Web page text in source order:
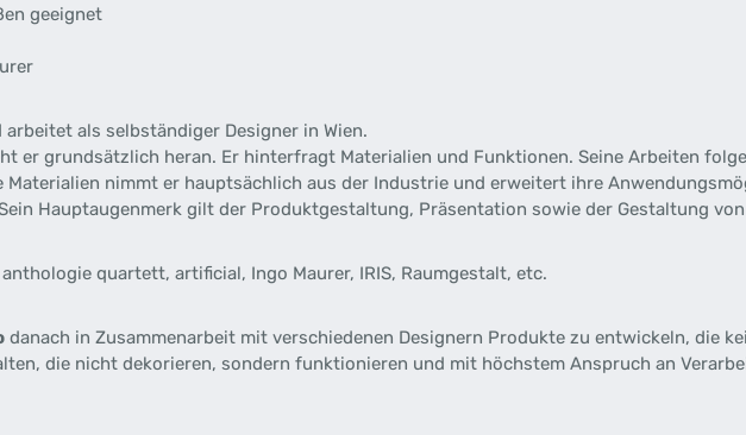
geeignet
als selbständiger Designer in Wien.
er grundsätzlich heran. Er hinterfragt Materialien und Funktionen. Seine Arbeiten
Materialien nimmt er hauptsächlich aus der Industrie und erweitert ihre
Hauptaugenmerk gilt der Produktgestaltung, Präsentation sowie der Gestaltung
quartett, artificial, Ingo Maurer, IRIS, Raumgestalt, etc.
danach in Zusammenarbeit mit verschiedenen Designern Produkte zu entwickeln, die
die nicht dekorieren, sondern funktionieren und mit höchstem Anspruch an